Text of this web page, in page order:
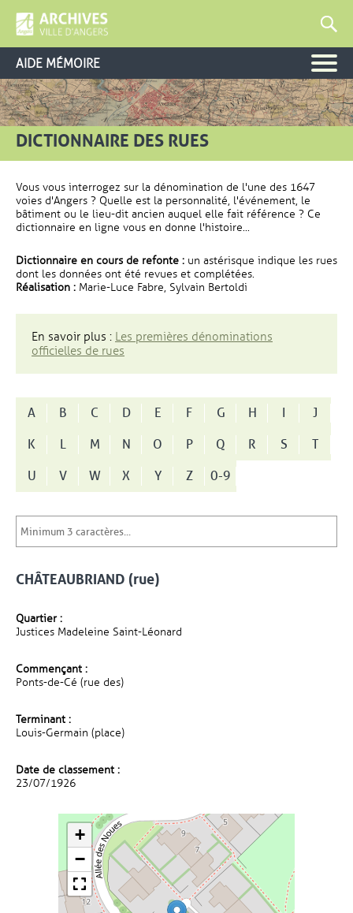
AIDE MÉMOIRE
DICTIONNAIRE DES RUES
Vous vous interrogez sur la dénomination de l'une des 1647
voies d'Angers ? Quelle est la personnalité, l'événement, le
bâtiment ou le lieu-dit ancien auquel elle fait référence ? Ce
dictionnaire en ligne vous en donne l'histoire...
Dictionnaire en cours de refonte : un astérisque indique les rues
dont les données ont été revues et complétées.
Réalisation : Marie-Luce Fabre, Sylvain Bertoldi
En savoir plus : Les premières dénominations
officielles de rues
A B C D E F G H I
J
K
L M N O P Q R S
T
U
V W X Y Z 0-9
CHÂTEAUBRIAND (rue)
Quartier :
Justices Madeleine Saint-Léonard
Commençant :
Ponts-de-Cé (rue des)
Terminant :
Louis-Germain (place)
Date de classement :
23/07/1926
+
−